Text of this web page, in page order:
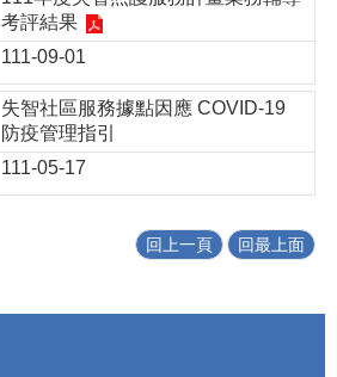
考評結果
111-09-01
失智社區服務據點因應 COVID-19
防疫管理指引
111-05-17
回上一頁 回最上面